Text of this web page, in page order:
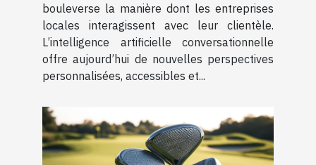
bouleverse la manière dont les entreprises
locales interagissent avec leur clientèle.
L’intelligence artificielle conversationnelle
offre aujourd’hui de nouvelles perspectives
personnalisées, accessibles et...